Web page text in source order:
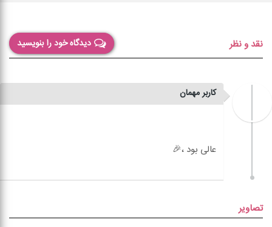
دیدگاه خود را بنویسید نقد و نظر
کاربر مهمان
تصاویر